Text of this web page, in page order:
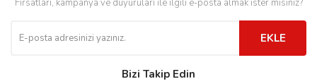
Fırsatları, kampanya ve duyuruları ile ilgili e-posta almak ister misiniz?
EKLE
Bizi Takip Edin